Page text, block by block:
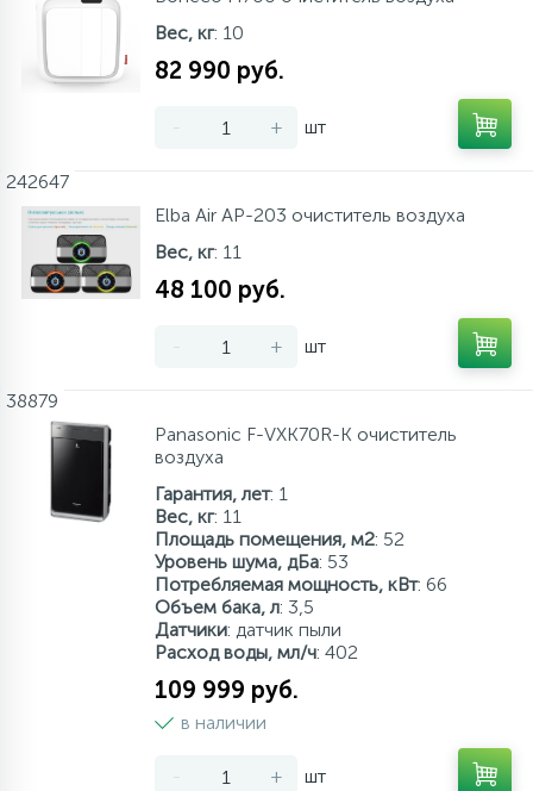
О магазине
Контакты
Изотермические контейнеры
121
Настенные фены
Урны для мусора
Канальные кондиционеры
Кондиционеры без наружного блока
VRF системы
Фанкойлы
Компрессорно-конденсаторные блоки
Аксессуары
Тепловентиляторы
Теплогенераторы
Теплые полы
Котлы отопления
Фильтр-кувшин
Вес, кг: 10
82 990 руб.
- + шт
242647
Elba Air AP-203 очиститель воздуха
Вес, кг: 11
48 100 руб.
- + шт
38879
Panasonic F-VXK70R-K очиститель
воздуха
Гарантия, лет: 1
Вес, кг: 11
Площадь помещения, м2: 52
Уровень шума, дБа: 53
Потребляемая мощность, кВт: 66
Объем бака, л: 3,5
Датчики: датчик пыли
Расход воды, мл/ч: 402
109 999 руб.
в наличии
- + шт